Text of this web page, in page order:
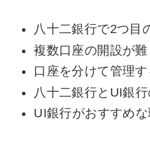
八十二銀行で2つ目
複数口座の開設が
口座を分けて管理
八十二銀行とUI銀
UI銀行がおすすめ